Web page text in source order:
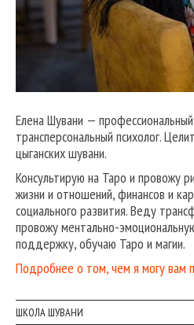
Елена Шувани —
трансперсональный психолог.
цыганских шувани.
Консультирую на Таро и провожу
жизни и отношений, финансов и
социального развития. Веду
провожу ментально-
поддержку, обучаю Таро и магии.
Подробнее о том, чем я могу вам
ШКОЛА ШУВАНИ